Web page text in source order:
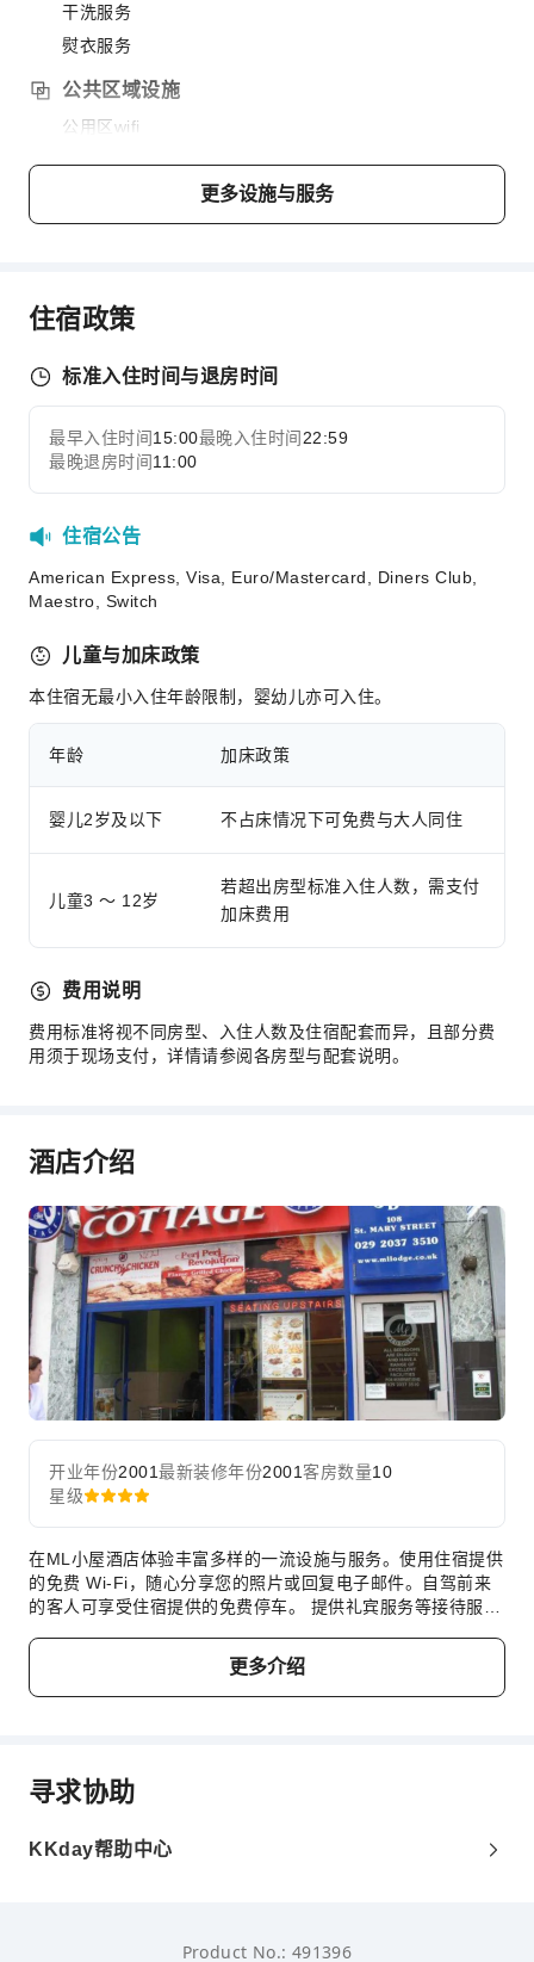
干洗服务
熨衣服务
公共区域设施
公用区wifi
上网服务
行李寄存
24小时前台
急救包
公共区域监控
灭火器
烟雾报警器
展开全部
更多设施与服务
住宿政策
标准入住时间与退房时间
最早入住时间15:00最晚入住时间 22:59
最晚退房时间11:00
住宿公告
American Express, Visa, Euro/Mastercard, Diners Club,
Maestro, Switch
儿童与加床政策
本住宿无最小入住年龄限制，婴幼儿亦可入住。
年龄 加床政策
婴儿2岁及以下 不占床情况下可免费与大人同住
儿童3 ～ 12岁
若超出房型标准入住人数，需支付
加床费用
费用说明
费用标准将视不同房型、入住人数及住宿配套而异，且部分费
用须于现场支付，详情请参阅各房型与配套说明。
酒店介绍
开业年份2001最新装修年份2001客房数量10
星级
在ML小屋酒店体验丰富多样的一流设施与服务。使用住宿提供
的免费 Wi-Fi，随心分享您的照片或回复电子邮件。自驾前来
的客人可享受住宿提供的免费停车。 提供礼宾服务等接待服
在您有需要时，可确保您喜爱的旅行衣物清新可穿。出于健康
考虑，整个住宿范围内严禁吸烟。在ML小屋酒店，每间客房均
配备便利的设施，确保您享受舒适的入住体验。为确保您住得
纸或电视，为您提供多样化的室内娱乐选择。 请放心，在一些
特定的客房中，您可以找到冲泡咖啡或茶所需的器具。 使用部
适。 若您不想外出就餐，酒店提供的美食力求满足您的需求。
更多介绍
寻求协助
KKday帮助中心
Product No.: 491396